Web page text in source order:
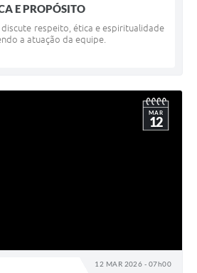
E PROPÓSITO
discute respeito, ética e espiritualidade
a atuação da equipe.
12 MAR 2026 - 07h00
MAR
12